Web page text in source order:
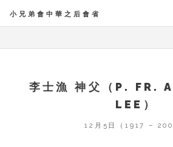
小兄弟會中華之后會省
李士漁 神父（P. FR.
LEE）
12月5日（1917 –